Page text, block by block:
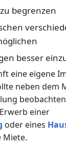
begrenzen
besser
eine eigene
neben dem
einer
oder eines
Miete.